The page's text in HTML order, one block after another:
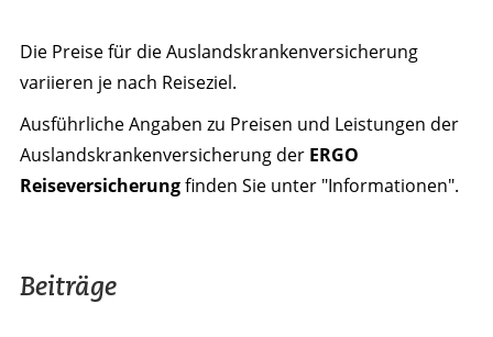
Die Preise für die Auslandskrankenversicherung
variieren je nach Reiseziel.
Ausführliche Angaben zu Preisen und Leistungen der
Auslandskrankenversicherung der ERGO
Reiseversicherungfinden Sie unter "Informationen".
Beiträge